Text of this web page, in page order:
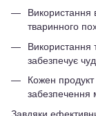
Використання
тваринного
Використання
забезпечує
Кожен продукт
забезпечення
Завдяки